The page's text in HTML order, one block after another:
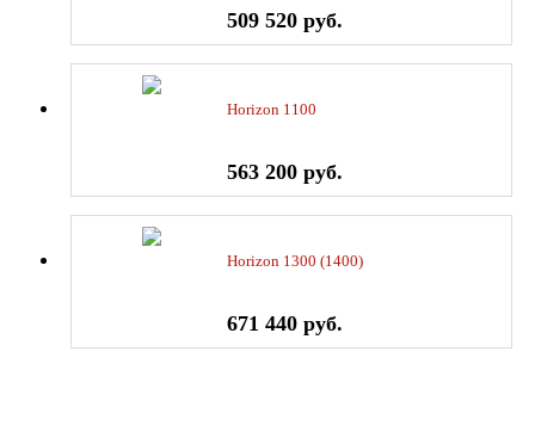
509 520 руб.
Horizon 1100
563 200 руб.
Horizon 1300 (1400)
671 440 руб.